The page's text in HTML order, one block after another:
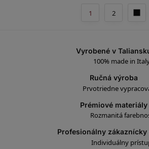
1 2
Vyrobené v
100% made in
Ručná výroba
Prvotriedne
Prémiové materiály
Rozmanitá
Profesionálny zákaznícky
Individuálny